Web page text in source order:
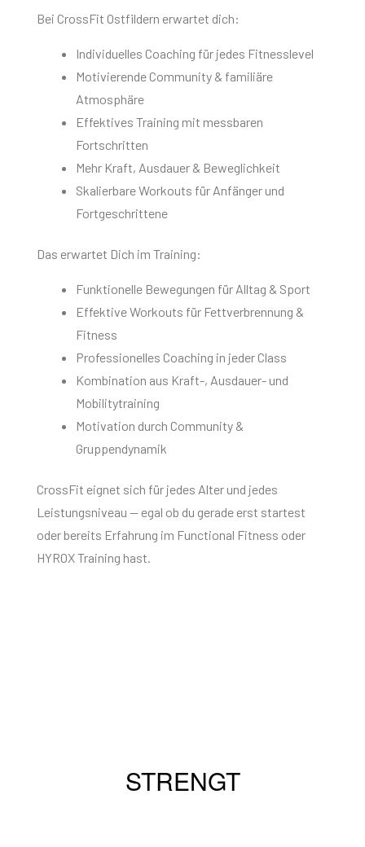
Bei CrossFit Ostfildern erwartet dich:
Individuelles Coaching für jedes Fitnesslevel
Motivierende Community & familiäre
Atmosphäre
Effektives Training mit messbaren
Fortschritten
Mehr Kraft, Ausdauer & Beweglichkeit
Skalierbare Workouts für Anfänger und
Fortgeschrittene
Das erwartet Dich im Training:
Funktionelle Bewegungen für Alltag & Sport
Effektive Workouts für Fettverbrennung &
Fitness
Professionelles Coaching in jeder Class
Kombination aus Kraft-, Ausdauer- und
Mobilitytraining
Motivation durch Community &
Gruppendynamik
CrossFit eignet sich für jedes Alter und jedes
Leistungsniveau — egal ob du gerade erst startest
oder bereits Erfahrung im Functional Fitness oder
HYROX Training hast.
STRENGT
Krafttraining mit Langhanteln,